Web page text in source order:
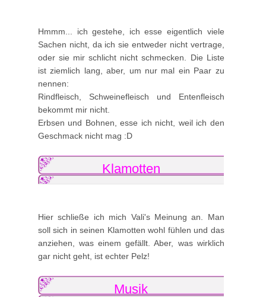
Hmmm... ich gestehe, ich esse eigentlich viele
Sachen nicht, da ich sie entweder nicht vertrage,
oder sie mir schlicht nicht schmecken. Die Liste
ist ziemlich lang, aber, um nur mal ein Paar zu
nennen:
Rindfleisch, Schweinefleisch und Entenfleisch
bekommt mir nicht.
Erbsen und Bohnen, esse ich nicht, weil ich den
Geschmack nicht mag :D
Klamotten
Hier schließe ich mich Vali's Meinung an. Man
soll sich in seinen Klamotten wohl fühlen und das
anziehen, was einem gefällt. Aber, was wirklich
gar nicht geht, ist echter Pelz!
Musik